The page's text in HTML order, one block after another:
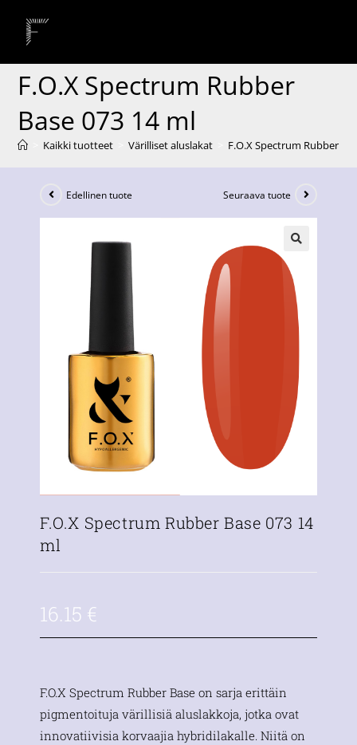
F.O.X Spectrum Rubber
Base 073 14 ml
Kaikki tuotteet Värilliset aluslakat F.O.X Spectrum Rubber
Edellinen tuote Seuraava tuote
F.O.X Spectrum Rubber Base 073 14
ml
16.15 €
F.O.X Spectrum Rubber Base on sarja erittäin
pigmentoituja värillisiä aluslakkoja, jotka ovat
innovatiivisia korvaajia hybridilakalle. Niitä on